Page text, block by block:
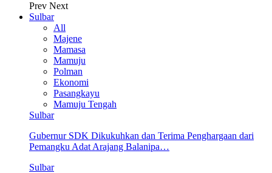
Prev Next
Sulbar
All
Majene
Mamasa
Mamuju
Polman
Ekonomi
Pasangkayu
Mamuju Tengah
Sulbar
Gubernur SDK Dikukuhkan dan Terima Penghargaan dari
Pemangku Adat Arajang Balanipa…
Sulbar